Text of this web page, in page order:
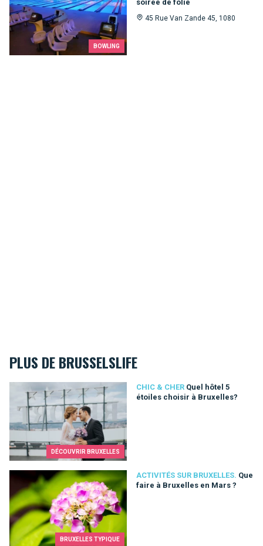
BOWLING
soirée de folie
45 Rue Van Zande 45, 1080
PLUS DE BRUSSELSLIFE
DÉCOUVRIR BRUXELLES
CHIC & CHER Quel hôtel 5
étoiles choisir à Bruxelles?
Quel hôtel 5 étoiles choisir à Bruxelles?
BRUXELLES TYPIQUE
ACTIVITÉS SUR BRUXELLES. Que
faire à Bruxelles en Mars ?
Que faire à Bruxelles en Mars ?